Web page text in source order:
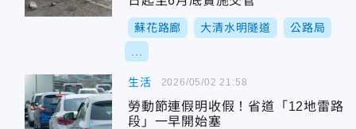
蘇花路廊 大清水明隧道 公路局
生活
勞動節連假明收假！省道「12地雷路
段」一早開始塞
2026/05/02 21:58